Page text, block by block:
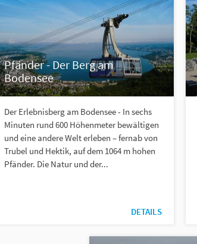
Pfänder - Der Berg am
Bodensee
Der Erlebnisberg am Bodensee - In sechs
Minuten rund 600 Höhenmeter bewältigen
und eine andere Welt erleben – fernab von
Trubel und Hektik, auf dem 1064 m hohen
Pfänder. Die Natur und der...
DETAILS